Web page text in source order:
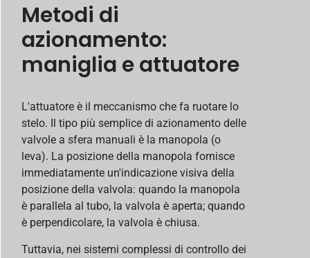
Metodi di
azionamento:
maniglia e attuatore
L'attuatore è il meccanismo che fa ruotare lo
stelo. Il tipo più semplice di azionamento delle
valvole a sfera manuali è la manopola (o
leva). La posizione della manopola fornisce
immediatamente un'indicazione visiva della
posizione della valvola: quando la manopola
è parallela al tubo, la valvola è aperta; quando
è perpendicolare, la valvola è chiusa.
Tuttavia, nei sistemi complessi di controllo dei